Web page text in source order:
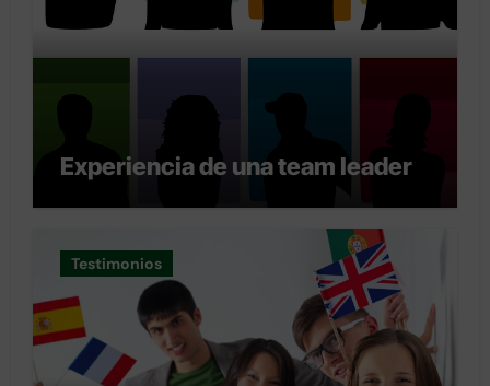
Experiencia de una team leader
Testimonios